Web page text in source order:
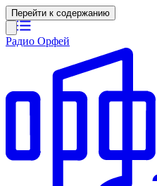
Перейти к содержанию
Радио Орфей